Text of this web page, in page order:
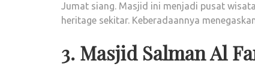
Jumat siang. Masjid ini menjadi pusat
heritage sekitar. Keberadaannya
3. Masjid Salman Al